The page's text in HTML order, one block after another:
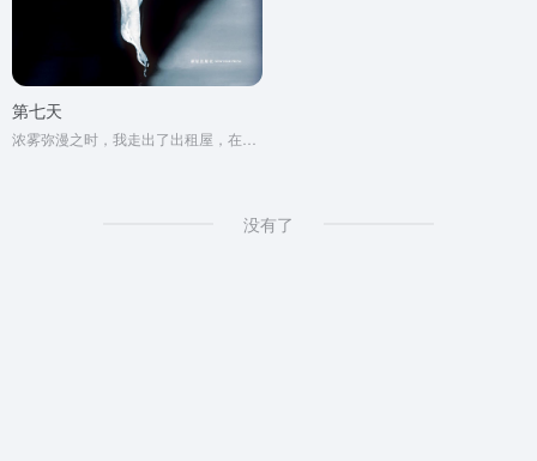
第七天
没有了